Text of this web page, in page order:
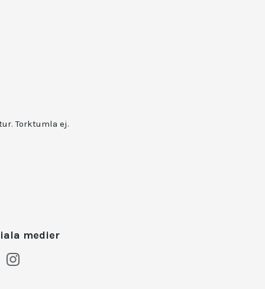
Torktumla ej.
medier